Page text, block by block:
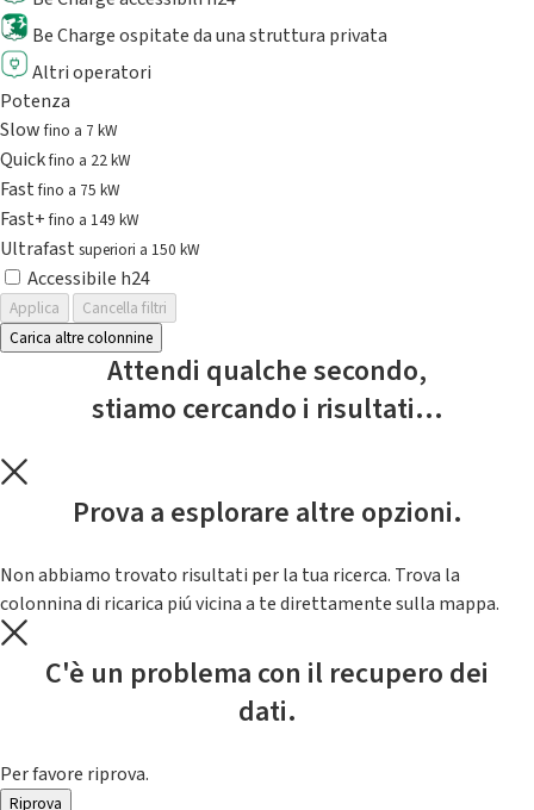
Be Charge ospitate da una struttura privata
Altri operatori
Potenza
Slowfino a 7 kW
Quickfino a 22 kW
Fastfino a 75 kW
Fast+fino a 149 kW
Ultrafast superiori a 150 kW
Accessibile h24
Applica
Cancella filtri
Carica altre colonnine
Attendi qualche secondo,
stiamo cercando i risultati...
Prova a esplorare altre opzioni.
Non abbiamo trovato risultati per la tua ricerca. Trova la
colonnina di ricarica piú vicina a te direttamente sulla mappa.
C'è un problema con il recupero dei
dati.
Per favore riprova.
Riprova